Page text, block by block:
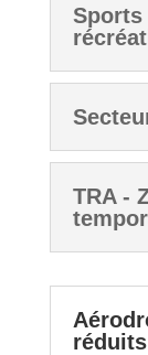
TRA -
réduits